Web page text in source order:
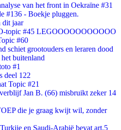
van het front in Oekraïne #31
#136 - Boekje pluggen.
dit jaar
topic #45 LEGOOOOOOOOOOO
#60
schiet grootouders en leraren dood
buitenland
#1
deel 122
Topic #21
Jan B. (66) misbruikt zeker 14
die je graag kwijt wil, zonder
en Saudi-Arabië bevat art.5